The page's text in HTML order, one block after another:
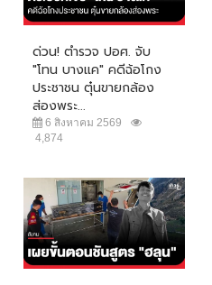
ด่วน! ตำรวจ ปอศ. จับ
"โทน บางแค" คดีฉ้อโกง
ประชาชน ตุ๋นขายกล้อง
ส่องพระ...
6 สิงหาคม 2569
4,874